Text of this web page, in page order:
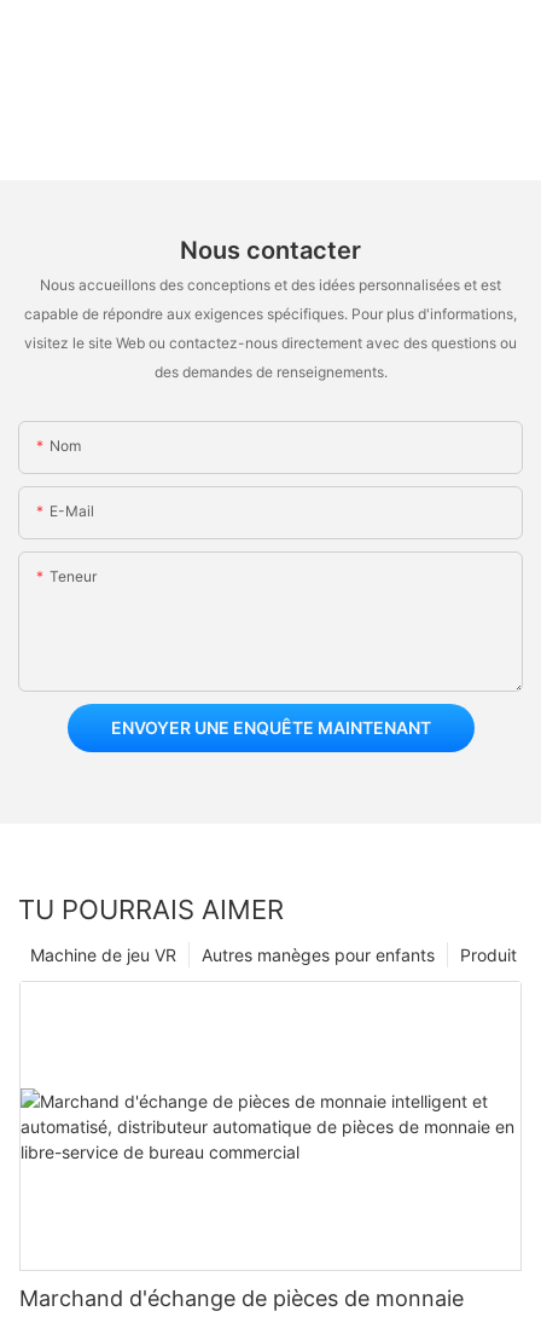
Nous contacter
Nous accueillons des conceptions et des idées personnalisées et est
capable de répondre aux exigences spécifiques. Pour plus d'informations,
visitez le site Web ou contactez-nous directement avec des questions ou
des demandes de renseignements.
Nom
E-Mail
Teneur
ENVOYER UNE ENQUÊTE MAINTENANT
TU POURRAIS AIMER
Produit
Autres manèges pour enfants
Machine de jeu VR
Marchand d'échange de pièces de monnaie